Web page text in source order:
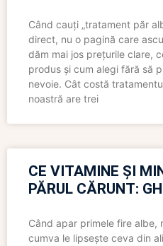
Când cauți „tratament păr
direct, nu o pagină care
dăm mai jos prețurile clare,
produs și cum alegi fără să
nevoie. Cât costă
noastră are trei
CE VITAMINE ȘI
PĂRUL CĂRUNT:
Când apar primele fire albe,
cumva le lipsește ceva din